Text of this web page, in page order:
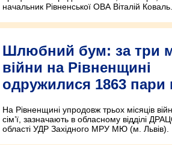
начальник Рівненської ОВА Віталій Коваль.
Шлюбний бум: за три
війни на Рівненщині
одружилися 1863 пари
На Рівненщині упродовж трьох місяців
сім’ї, зазначають в обласному відділі
області УДР Західного МРУ МЮ (м. Львів).